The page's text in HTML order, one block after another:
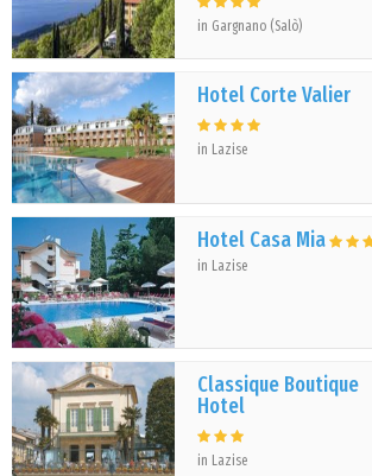
in Gargnano (Salò)
Hotel Corte Valier
in Lazise
Hotel Casa Mia
in Lazise
Classique Boutique
Hotel
in Lazise